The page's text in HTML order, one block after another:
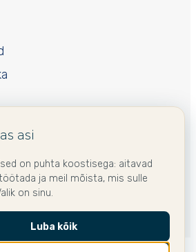
asi
on puhta koostisega: aitavad
ja meil mõista, mis sulle
on sinu.
Luba kõik